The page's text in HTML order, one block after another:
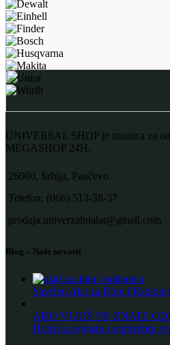
UNIVERSAL SHOP je stranica za
MEGASHOP 24H.
26000, Srbija, Pančevo
Telefon: (066) 513-38-37
prodaja.univerzalnialat@gmail.com
Blog – Naše novosti
Savršen Alat za Dom i
AKO VI JOŠ NE ZNATE
Hoteli u avgustu i septembru